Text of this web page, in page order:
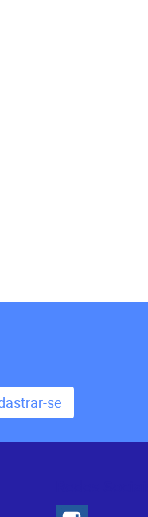
se